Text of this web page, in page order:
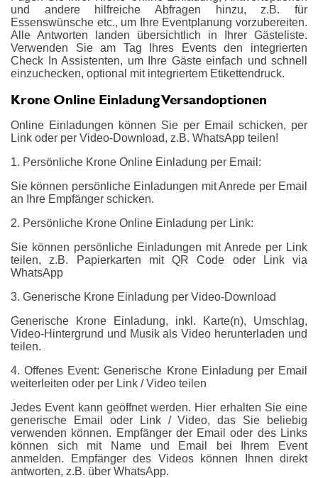
und andere hilfreiche Abfragen hinzu, z.B. für
Essenswünsche etc., um Ihre Eventplanung vorzubereiten.
Alle Antworten landen übersichtlich in Ihrer Gästeliste.
Verwenden Sie am Tag Ihres Events den integrierten
Check In Assistenten, um Ihre Gäste einfach und schnell
einzuchecken, optional mit integriertem Etikettendruck.
Krone Online Einladung Versandoptionen
Online Einladungen können Sie per Email schicken, per
Link oder per Video-Download, z.B. WhatsApp teilen!
1. Persönliche Krone Online Einladung per Email:
Sie können persönliche Einladungen mit Anrede per Email
an Ihre Empfänger schicken.
2. Persönliche Krone Online Einladung per Link:
Sie können persönliche Einladungen mit Anrede per Link
teilen, z.B. Papierkarten mit QR Code oder Link via
WhatsApp
3. Generische Krone Einladung per Video-Download
Generische Krone Einladung, inkl. Karte(n), Umschlag,
Video-Hintergrund und Musik als Video herunterladen und
teilen.
4. Offenes Event: Generische Krone Einladung per Email
weiterleiten oder per Link / Video teilen
Jedes Event kann geöffnet werden. Hier erhalten Sie eine
generische Email oder Link / Video, das Sie beliebig
verwenden können. Empfänger der Email oder des Links
können sich mit Name und Email bei Ihrem Event
anmelden. Empfänger des Videos können Ihnen direkt
antworten, z.B. über WhatsApp.